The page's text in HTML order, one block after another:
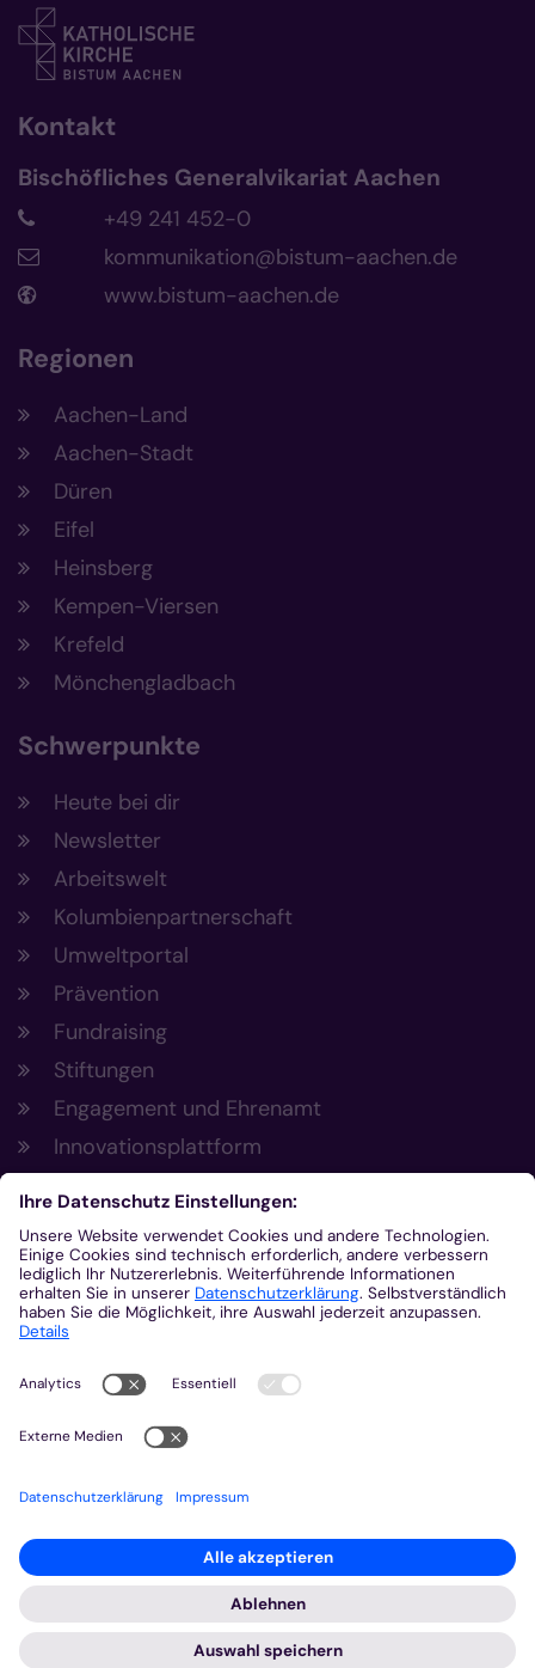
Kontakt
Bischöfliches Generalvikariat Aachen
+49 241 452-0
kommunikation@bistum-aachen.de
www.bistum-aachen.de
Regionen
Aachen-Land
Aachen-Stadt
Düren
Eifel
Heinsberg
Kempen-Viersen
Krefeld
Mönchengladbach
Schwerpunkte
Heute bei dir
Newsletter
Arbeitswelt
Kolumbienpartnerschaft
Umweltportal
Prävention
Fundraising
Stiftungen
Engagement und Ehrenamt
Innovationsplattform
Aus der Plattform
Nachrichten
Veranstaltungen
Gottesdienste
Stellenangebote
Kirchenzeitung
Amtsblatt (Kirchlicher Anzeiger)
Rechtsdatenbank
Meldestelle gemäß Hinweisgeberschutzgesetz
2026 © Bistum Aachen
Impressum